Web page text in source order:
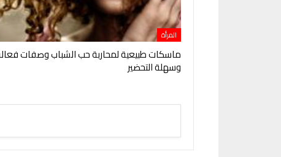
المرأة
ماسكات طبيعية لمحاربة حب الشباب وصفات
وسهلة التحضير